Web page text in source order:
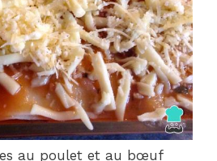
au poulet et au bœuf